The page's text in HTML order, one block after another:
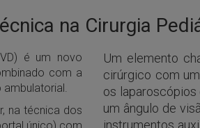
na Cirurgia
é um novo
com a
na técnica dos
Um elemento
cirúrgico com
os
um ângulo de
instrumentos